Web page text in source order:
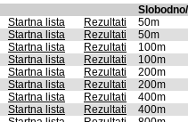
Startna lista Rezultati
50m
Startna lista Rezultati
50m
Startna lista Rezultati
100m
Startna lista Rezultati
100m
Startna lista Rezultati
200m
Startna lista Rezultati
200m
Startna lista Rezultati
400m
Startna lista Rezultati
400m